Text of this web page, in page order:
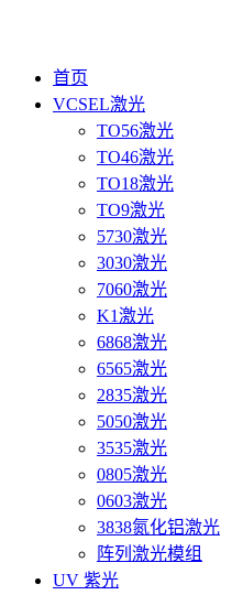
首页
VCSEL激光
TO56激光
TO46激光
TO18激光
TO9激光
5730激光
3030激光
7060激光
K1激光
6868激光
6565激光
2835激光
5050激光
3535激光
0805激光
0603激光
3838氮化铝激光
阵列激光模组
UV 紫光